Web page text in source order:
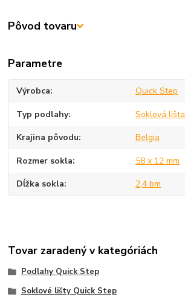
Pôvod tovaru
Parametre
Výrobca Quick Step
Typ podlahy Soklová lišta
Krajina pôvodu Belgia
Rozmer sokla 58 x 12 mm
Dĺžka sokla 2,4 bm
Tovar zaradený v kategóriách
Podlahy Quick Step
Soklové lišty Quick Step